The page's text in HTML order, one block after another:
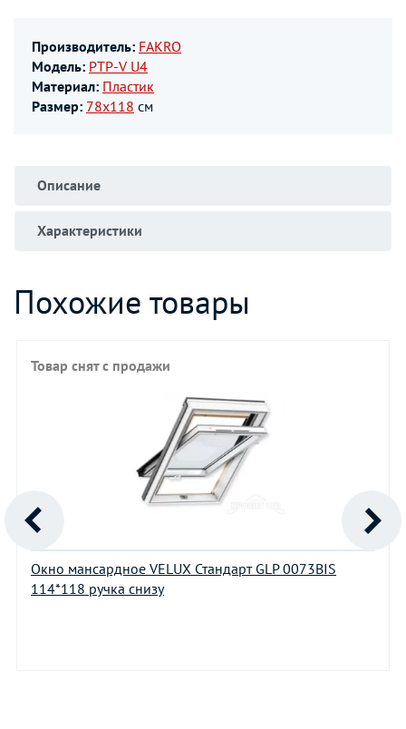
Производитель: FAKRO
Модель: PTP-V U4
Материал: Пластик
Размер: 78х118 см
Описание
Характеристики
Похожие товары
Окно мансардное VELUX Стандарт GLP 0073BIS
114*118 ручка снизу
Товар снят с продажи